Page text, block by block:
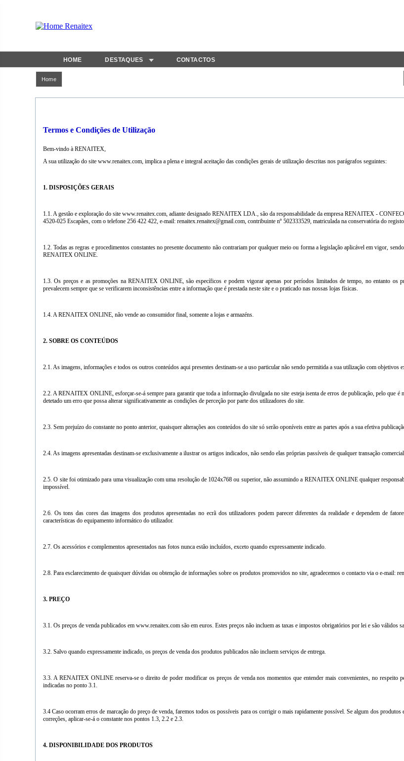
HOME DESTAQUES CONTACTOS
Home
Termos e Condições de Utilização
Bem-vindo à RENAITEX,
A sua utilização do site www.renaitex.com, implica a plena e integral aceitação das condições gerais de utilização descritas nos parágrafos seguintes:
1. DISPOSIÇÕES GERAIS
1.1. A gestão e exploração do site www.renaitex.com, adiante designado RENAITEX LDA., são da responsabilidade da empresa RENAITEX -
4520-025 Escapães, com o telefone 256 422 422, e-mail: renaitex.renaitex@gmail.com, contribuinte nº 502333529, matriculada na conservatória do
1.2. Todas as regras e procedimentos constantes no presente documento não contrariam por qualquer meio ou forma a legislação aplicável em vigor,
RENAITEX ONLINE.
1.3. Os preços e as promoções na RENAITEX ONLINE, são específicos e podem vigorar apenas por períodos limitados de tempo, no entanto
prevalecem sempre que se verificarem inconsistências entre a informação que é prestada neste site e o praticado nas nossas lojas físicas.
1.4. A RENAITEX ONLINE, não vende ao consumidor final, somente a lojas e armazéns.
2. SOBRE OS CONTEÚDOS
2.1. As imagens, informações e todos os outros conteúdos aqui presentes destinam-se a uso particular não sendo permitida a sua utilização com
2.2. A RENAITEX ONLINE, esforçar-se-á sempre para garantir que toda a informação divulgada no site esteja isenta de erros de publicação, pelo que é
detetado um erro que possa alterar significativamente as condições de perceção por parte dos utilizadores do site.
2.3. Sem prejuízo do constante no ponto anterior, quaisquer alterações aos conteúdos do site só serão oponíveis entre as partes após a sua efetiva
2.4. As imagens apresentadas destinam-se exclusivamente a ilustrar os artigos indicados, não sendo elas próprias passíveis de qualquer transação
2.5. O site foi otimizado para uma visualização com uma resolução de 1024x768 ou superior, não assumindo a RENAITEX ONLINE qualquer
impossível.
2.6. Os tons das cores das imagens dos produtos apresentadas no ecrã dos utilizadores podem parecer diferentes da realidade e dependem de
características do equipamento informático do utilizador.
2.7. Os acessórios e complementos apresentados nas fotos nunca estão incluídos, exceto quando expressamente indicado.
2.8. Para esclarecimento de quaisquer dúvidas ou obtenção de informações sobre os produtos promovidos no site, agradecemos o contacto via o e-mail:
3. PREÇO
3.1. Os preços de venda publicados em www.renaitex.com são em euros. Estes preços não incluem as taxas e impostos obrigatórios por lei e são válidos
3.2. Salvo quando expressamente indicado, os preços de venda dos produtos publicados não incluem serviços de entrega.
3.3. A RENAITEX ONLINE reserva-se o direito de poder modificar os preços de venda nos momentos que entender mais convenientes, no respeito
indicadas no ponto 3.1.
3.4 Caso ocorram erros de marcação do preço de venda, faremos todos os possíveis para os corrigir o mais rapidamente possível. Se algum dos
correções, aplicar-se-á o constante nos pontos 1.3, 2.2 e 2.3.
4. DISPONIBILIDADE DOS PRODUTOS